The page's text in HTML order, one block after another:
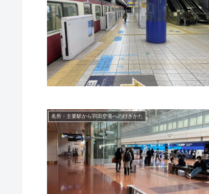
名所・主要駅から羽田空港への行きかた